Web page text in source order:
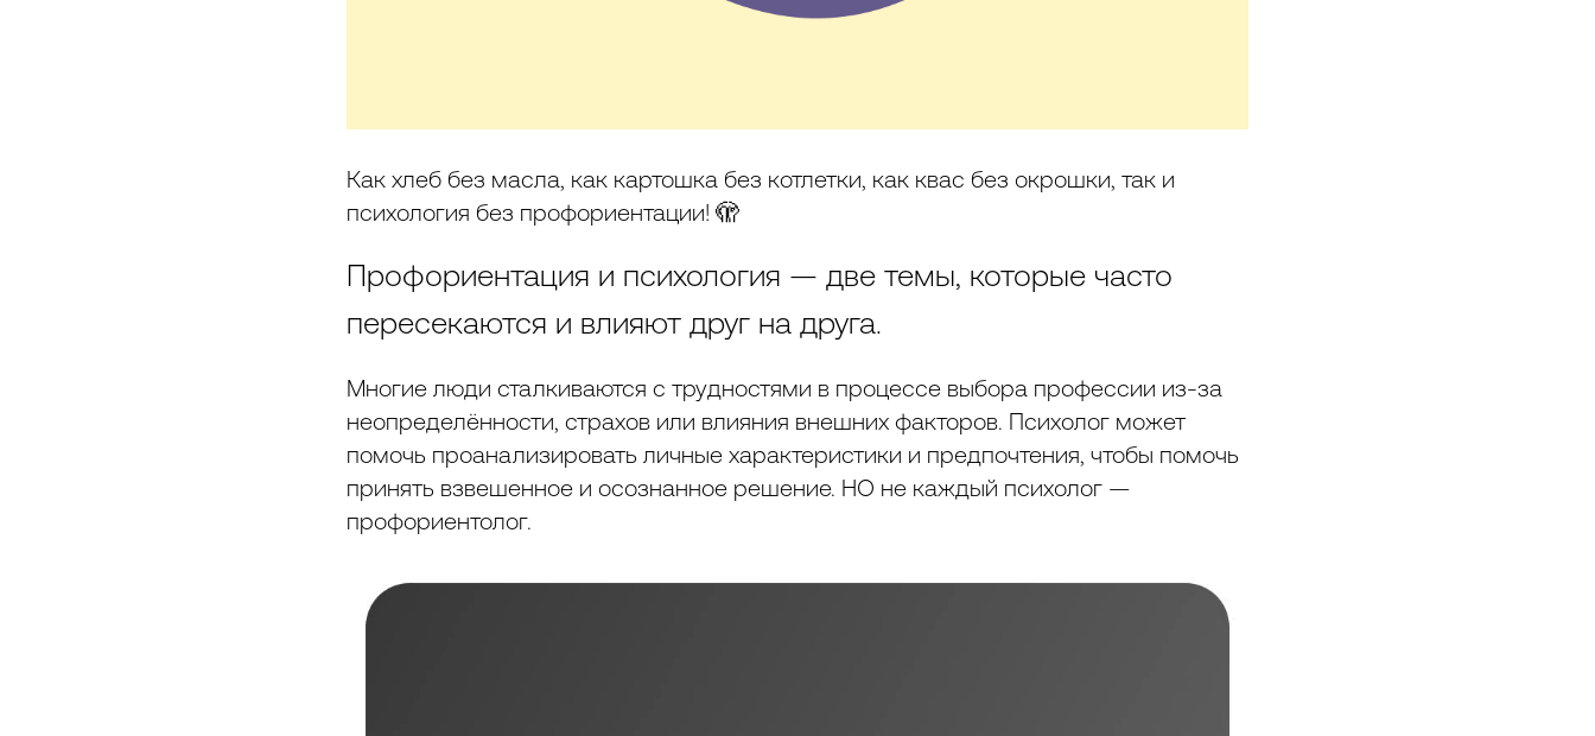
Как хлеб без масла, как картошка без котлетки, как квас без окрошки, так и
психология без профориентации! 🫣
Профориентация и психология — две темы, которые часто
пересекаются и влияют друг на друга.
Многие люди сталкиваются с трудностями в процессе выбора профессии из-за
неопределённости, страхов или влияния внешних факторов. Психолог может
помочь проанализировать личные характеристики и предпочтения, чтобы помочь
принять взвешенное и осознанное решение. НО не каждый психолог —
профориентолог.